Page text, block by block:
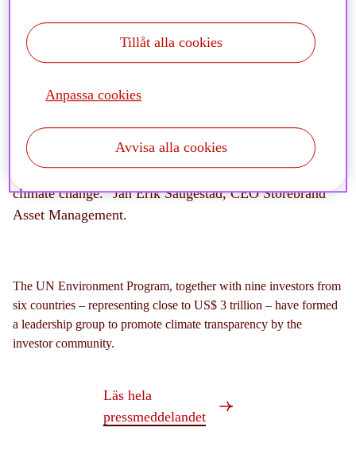
and increased investments in solutions are key to long-
term economic growth and stability. By joining forces
with the UN and other like-minded investors, Storebrand
hopes to contribute to faster and more tangible action on
climate change." Jan Erik Saugestad, CEO Storebrand
Asset Management.
The UN Environment Program, together with nine investors from
six countries – representing close to US$ 3 trillion – have formed
a leadership group to promote climate transparency by the
investor community.
Läs hela
pressmeddelandet
Anpassa cookies
Avvisa alla cookies
Tillåt alla cookies